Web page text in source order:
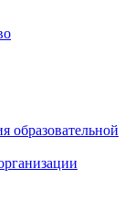
образовательной